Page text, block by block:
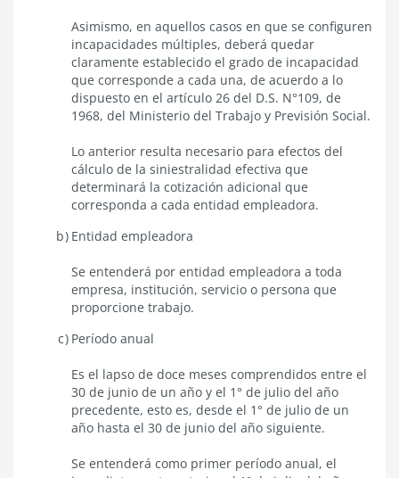
Asimismo, en aquellos casos en que se configuren
incapacidades múltiples, deberá quedar
claramente establecido el grado de incapacidad
que corresponde a cada una, de acuerdo a lo
dispuesto en el artículo 26 del D.S. N°109, de
1968, del Ministerio del Trabajo y Previsión Social.
Lo anterior resulta necesario para efectos del
cálculo de la siniestralidad efectiva que
determinará la cotización adicional que
corresponda a cada entidad empleadora.
Entidad empleadora
Se entenderá por entidad empleadora a toda
empresa, institución, servicio o persona que
proporcione trabajo.
Período anual
Es el lapso de doce meses comprendidos entre el
30 de junio de un año y el 1° de julio del año
precedente, esto es, desde el 1° de julio de un
año hasta el 30 de junio del año siguiente.
Se entenderá como primer período anual, el